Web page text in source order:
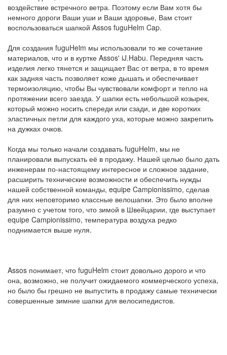
воздействие встречного ветра. Поэтому если Вам хотя бы
немного дороги Ваши уши и Ваши здоровье, Вам стоит
воспользоваться шапкой Assos fuguHelm Cap.
Для создания fuguHelm мы использовали то же сочетание
материалов, что и в куртке Assos' iJ.Habu. Передняя часть
изделия легко тянется и защищает Вас от ветра, в то время
как задняя часть позволяет коже дышать и обеспечивает
термоизоляцию, чтобы Вы чувствовали комфорт и тепло на
протяжении всего заезда. У шапки есть небольшой козырек,
который можно носить спереди или сзади, и две коротких
эластичных петли для каждого уха, которые можно закрепить
на дужках очков.
Когда мы только начали создавать fuguHelm, мы не
планировали выпускать её в продажу. Нашей целью было дать
инженерам по-настоящему интересное и сложное задание,
расширить технические возможности и обеспечить нужды
нашей собственной команды, equipe Campionissimo, сделав
для них неповторимо классные велошапки. Это было вполне
разумно с учетом того, что зимой в Швейцарии, где выступает
equipe Campionissimo, температура воздуха редко
поднимается выше нуля.
Assos понимает, что fuguHelm стоит довольно дорого и что
она, возможно, не получит ожидаемого коммерческого успеха,
но было бы грешно не выпустить в продажу самые технически
совершенные зимние шапки для велосипедистов.